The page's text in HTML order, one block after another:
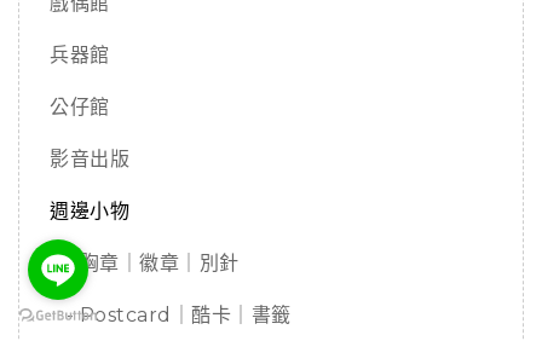
兵器館
公仔館
影音出版
週邊小物
- 胸章｜徽章｜別針
- Postcard｜酷卡｜書籤